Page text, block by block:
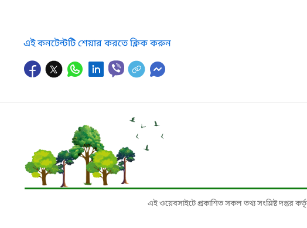
এই কনটেন্টটি শেয়ার করতে ক্লিক করুন
এই ওয়েবসাইটে প্রকাশিত সকল তথ্য সংশ্লিষ্ট দপ্তর